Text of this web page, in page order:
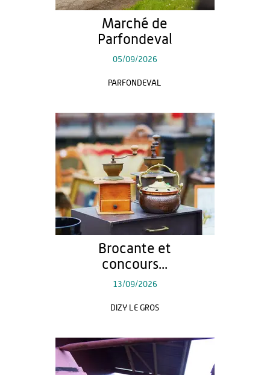
Marché de
Parfondeval
05/09/2026
PARFONDEVAL
Brocante et
concours...
13/09/2026
DIZY LE GROS